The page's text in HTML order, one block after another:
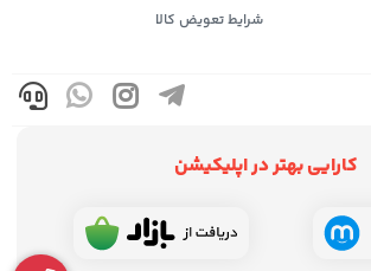
شرایط تعویض کالا
کارایی بهتر در اپلیکیشن